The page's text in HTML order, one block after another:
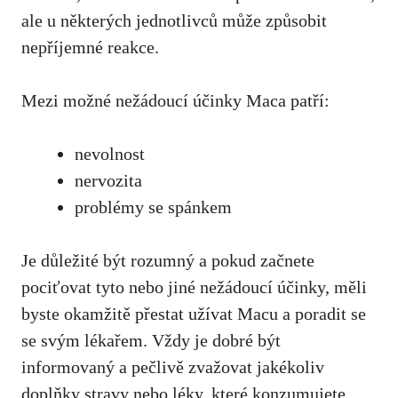
ale u některých jednotlivců může způsobit
nepříjemné reakce.
Mezi možné nežádoucí účinky Maca patří:
nevolnost
nervozita
problémy se spánkem
Je důležité být rozumný a pokud začnete
pociťovat tyto nebo jiné nežádoucí účinky, měli
byste okamžitě přestat užívat Macu a poradit se
se svým lékařem. Vždy je dobré být
informovaný a pečlivě zvažovat jakékoliv
doplňky stravy nebo léky, které konzumujete.